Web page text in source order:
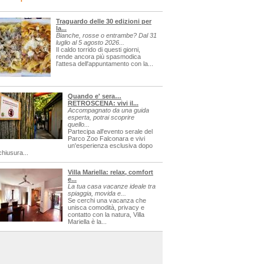
Traguardo delle 30 edizioni per
la...
Bianche, rosse o entrambe? Dal 31
luglio al 5 agosto 2026...
Il caldo torrido di questi giorni,
rende ancora più spasmodica
l'attesa dell'appuntamento con la...
Quando e' sera…
RETROSCENA: vivi il...
Accompagnato da una guida
esperta, potrai scoprire
quello...
Partecipa all'evento serale del
Parco Zoo Falconara e vivi
un'esperienza esclusiva dopo
Villa Mariella: relax, comfort
e...
La tua casa vacanze ideale tra
spiaggia, movida e...
Se cerchi una vacanza che
unisca comodità, privacy e
contatto con la natura, Villa
Mariella è la...